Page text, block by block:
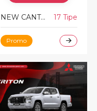
NEW CANTER 17 Tipe
Promo